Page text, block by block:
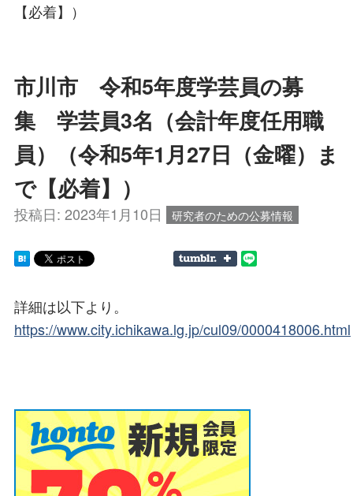
【必着】）
市川市 令和5年度学芸員の募
集 学芸員3名（会計年度任用職
員）（令和5年1月27日（金曜）ま
で【必着】）
投稿日: 2023年1月10日 研究者のための公募情報
詳細は以下より。
https://www.city.ichikawa.lg.jp/cul09/0000418006.html